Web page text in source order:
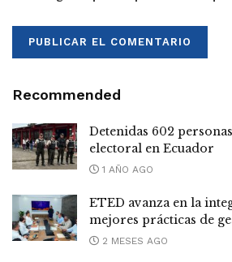
Recommended
Detenidas 602
electoral en Ecuador
1 AÑO AGO
ETED avanza en la
mejores prácticas de
2 MESES AGO